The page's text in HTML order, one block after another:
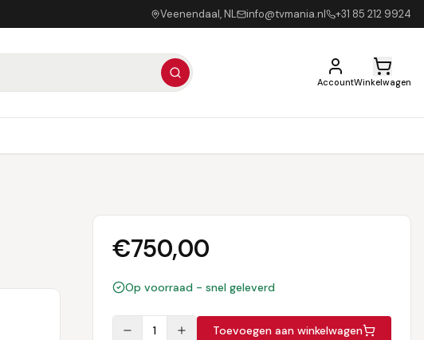
Veenendaal, NL info@tvmania.nl +31 85 212 9924
AccountWinkelwagen
€750,00
Op voorraad - snel geleverd
1 Toevoegen aan winkelwagen